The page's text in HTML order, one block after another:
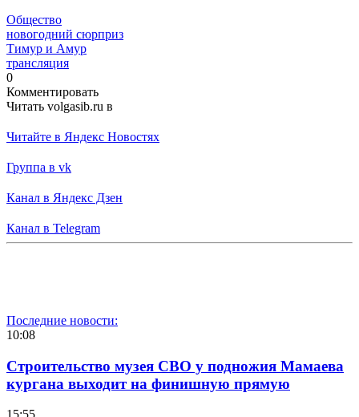
Общество
новогодний сюрприз
Тимур и Амур
трансляция
0
Комментировать
Читать volgasib.ru в
Читайте в Яндекс Новостях
Группа в vk
Канал в Яндекс Дзен
Канал в Telegram
Последние новости:
10:08
Строительство музея СВО у подножия Мамаева
кургана выходит на финишную прямую